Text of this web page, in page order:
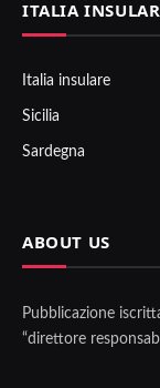
ITALIA
Italia insulare
Sicilia
Sardegna
ABOUT US
Pubblicazione
“direttore